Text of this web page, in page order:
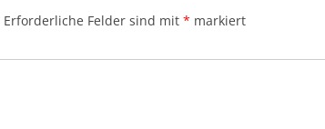
Erforderliche Felder sind mit * markiert